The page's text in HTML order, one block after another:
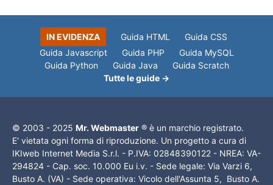
IN EVIDENZA Guida HTML
Guida CSS
Guida Javascript
Guida PHP
Guida MySQL
Guida Python
Guida Java
Guida Scratch
Tutte le guide →
© 2003 - 2025 Mr. Webmaster ® è un marchio registrato.
E' vietata ogni forma di riproduzione. Un progetto a cura di
IKIweb Internet Media S.r.l. - P.IVA: 02848390122 - NREA: VA-
294824 - Cap. soc. 10.000 Eu i.v. - Sede legale: Via Varzi 6,
Busto A. (VA) - Sede operativa: Vicolo dell'Assunta 5, Busto A.